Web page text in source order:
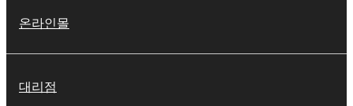
온라인몰
대리점